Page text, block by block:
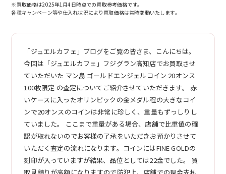
※買取価格は2025年1月4日時点での買取参考価格です。
各種キャンペーン等や仕入れ状況により買取価格は常時変動いたします。
「ジュエルカフェ」ブログをご覧の皆さま、こんにちは。
今回は「ジュエルカフェ」フジグラン高知店でお買取させ
ていただいた マン島 ゴールドエンジェルコイン 20オンス
100枚限定 の査定についてご紹介させていただきます。 赤
いケースに入ったオリンピックの金メダル程の大きなコイ
ンで20オンスのコインは非常に珍しく、重量もずっしりし
ていました。 ここまで重量がある場合、店舗で比重値の確
認が取れないのでお客様の了承をいただきお預かりさせて
いただく査定の流れになります。コインにはFINE GOLDの
刻印が入っていますが結果、品位としては22金でした。 買